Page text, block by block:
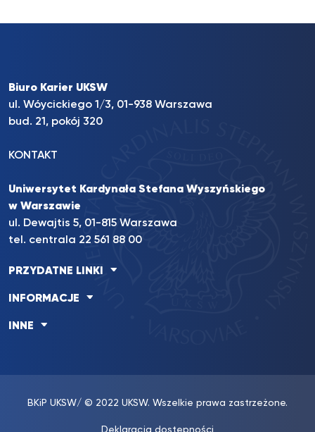
Biuro Karier UKSW
ul. Wóycickiego 1/3, 01-938 Warszawa
bud. 21, pokój 320
KONTAKT
Uniwersytet Kardynała Stefana Wyszyńskiego
w Warszawie
ul. Dewajtis 5, 01-815 Warszawa
tel. centrala 22 561 88 00
PRZYDATNE LINKI
INFORMACJE
INNE
BKiP UKSW/ © 2022 UKSW. Wszelkie prawa zastrzeżone.
Deklaracja dostępności